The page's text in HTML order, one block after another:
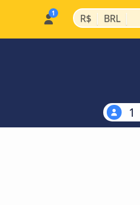
R$ | BRL |
1